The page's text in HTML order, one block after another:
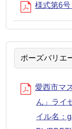
様式第6
ポーズバリエ
愛西市マ
ん」ライ
イル名：